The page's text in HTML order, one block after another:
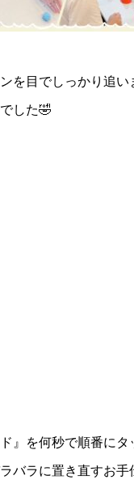
を目でしっかり追い
した🤣
を何秒で順番にタ
バラに置き直すお